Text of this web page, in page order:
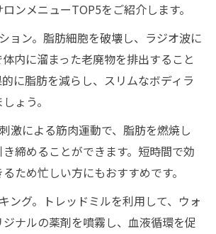
ンメニューTOP5をご紹介します。
ョン。脂肪細胞を破壊し、ラジオ波に
内に溜まった老廃物を排出すること
に脂肪を減らし、スリムなボディラ
ょう。
激による筋肉運動で、脂肪を燃焼し
締めることができます。短時間で効
ため忙しい方にもおすすめです。
ング。トレッドミルを利用して、ウォ
ナルの薬剤を噴霧し、血液循環を促